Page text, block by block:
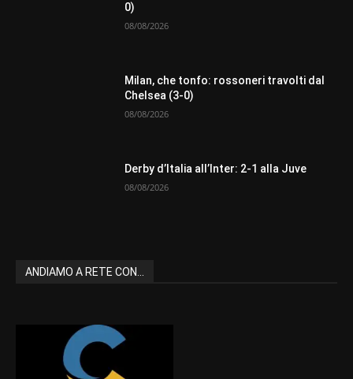
0)
08/08/2026
Milan, che tonfo: rossoneri travolti dal
Chelsea (3-0)
08/08/2026
Derby d’Italia all’Inter: 2-1 alla Juve
08/08/2026
ANDIAMO A RETE CON...